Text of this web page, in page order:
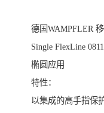
德国WAMPFLER
Single FlexLine
椭圆应用
特性：
以集成的高手指保